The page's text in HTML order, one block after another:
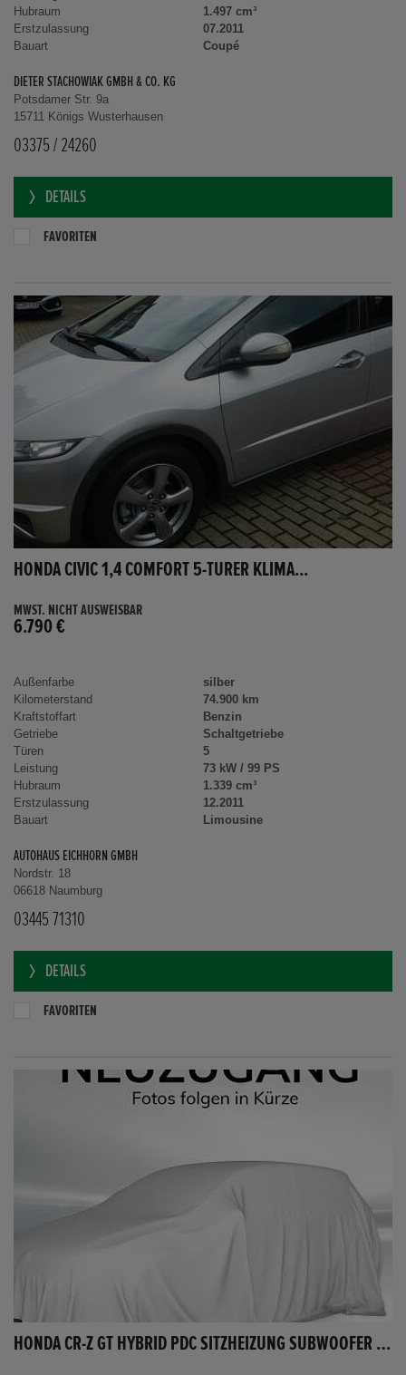
Hubraum
1.497 cm³
Erstzulassung
07.2011
Bauart
Coupé
DIETER STACHOWIAK GMBH & CO. KG
Potsdamer Str. 9a
15711 Königs Wusterhausen
03375 / 24260
DETAILS
FAVORITEN
HONDA CIVIC 1,4 COMFORT 5-TÜRER KLIMA...
MWST. NICHT AUSWEISBAR
6.790 €
Außenfarbe
silber
Kilometerstand
74.900 km
Kraftstoffart
Benzin
Getriebe
Schaltgetriebe
Türen
5
Leistung
73 kW / 99 PS
Hubraum
1.339 cm³
Erstzulassung
12.2011
Bauart
Limousine
AUTOHAUS EICHHORN GMBH
Nordstr. 18
06618 Naumburg
03445 71310
DETAILS
FAVORITEN
HONDA CR-Z GT HYBRID PDC SITZHEIZUNG SUBWOOFER BLUETOOTH